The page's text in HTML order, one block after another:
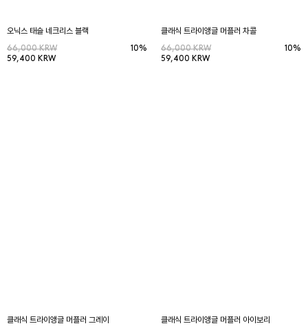
오닉스 태슬 네크리스 블랙
66,000 KRW
59,400 KRW
10%
클래식 트라이앵글 머플러 차콜
66,000 KRW
59,400 KRW
10%
클래식 트라이앵글 머플러 그레이 클래식 트라이앵글 머플러 아이보리